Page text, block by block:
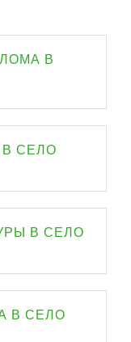
В
СЕЛО
В СЕЛО
В СЕЛО